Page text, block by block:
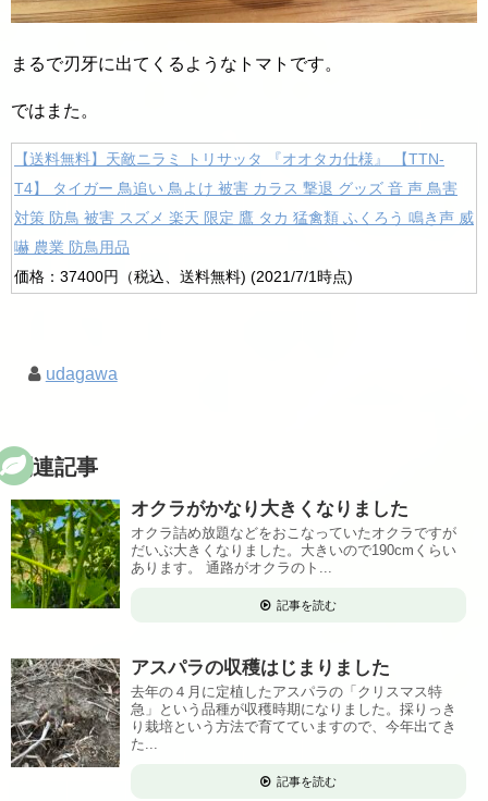
まるで刃牙に出てくるようなトマトです。
ではまた。
【送料無料】天敵ニラミ トリサッタ 『オオタカ仕様』 【TTN-
T4】 タイガー 鳥追い 鳥よけ 被害 カラス 撃退 グッズ 音 声 鳥害
対策 防鳥 被害 スズメ 楽天 限定 鷹 タカ 猛禽類 ふくろう 鳴き声 威
嚇 農業 防鳥用品
価格：37400円（税込、送料無料) (2021/7/1時点)
udagawa
関連記事
オクラがかなり大きくなりました
オクラ詰め放題などをおこなっていたオクラですが
だいぶ大きくなりました。大きいので190cmくらい
あります。 通路がオクラのト...
記事を読む
アスパラの収穫はじまりました
去年の４月に定植したアスパラの「クリスマス特
急」という品種が収穫時期になりました。採りっき
り栽培という方法で育てていますので、今年出てき
た...
記事を読む